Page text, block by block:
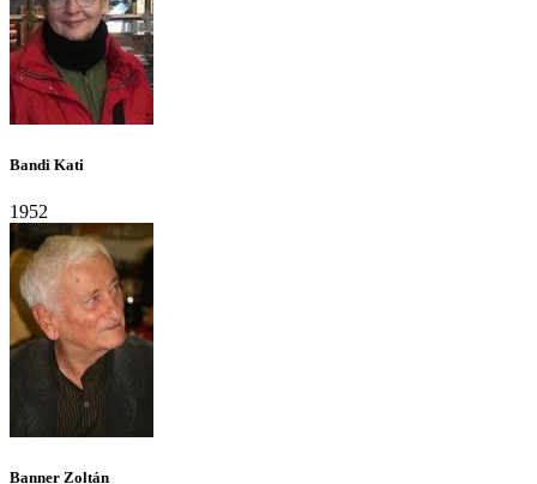
Bandi Kati
1952
Banner Zoltán